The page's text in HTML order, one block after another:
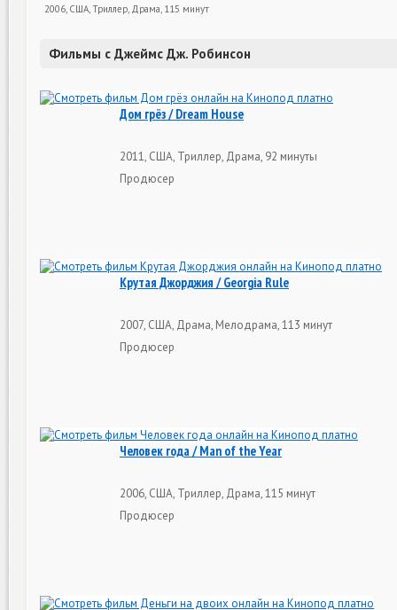
2006, США, Триллер, Драма, 115 минут
Фильмы с Джеймс Дж. Робинсон
Дом грёз / Dream House
2011, США, Триллер, Драма, 92 минуты
Продюсер
Крутая Джорджия / Georgia Rule
2007, США, Драма, Мелодрама, 113 минут
Продюсер
Человек года / Man of the Year
2006, США, Триллер, Драма, 115 минут
Продюсер